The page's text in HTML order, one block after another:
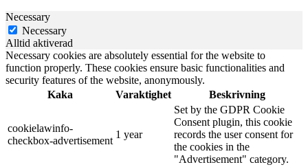
Necessary
Necessary
Alltid aktiverad
Necessary cookies are absolutely essential for the website to
function properly. These cookies ensure basic functionalities and
security features of the website, anonymously.
Kaka
Varaktighet Beskrivning
cookielawinfo-
checkbox-advertisement
1 year
Set by the GDPR Cookie
Consent plugin, this cookie
records the user consent for
the cookies in the
"Advertisement" category.